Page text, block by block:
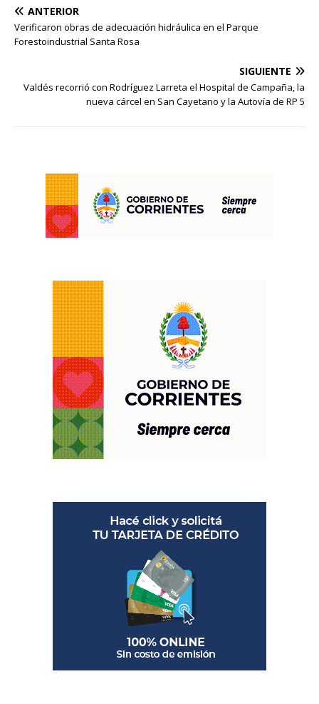
ANTERIOR
Verificaron obras de adecuación hidráulica en el Parque
Forestoindustrial Santa Rosa
SIGUIENTE
Valdés recorrió con Rodríguez Larreta el Hospital de Campaña, la
nueva cárcel en San Cayetano y la Autovía de RP 5